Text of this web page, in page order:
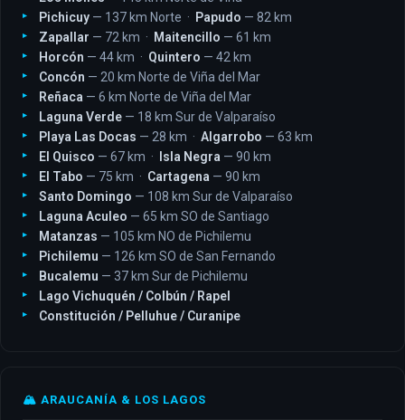
Pichicuy — 137 km Norte · Papudo — 82 km
Zapallar — 72 km · Maitencillo — 61 km
Horcón — 44 km · Quintero — 42 km
Concón — 20 km Norte de Viña del Mar
Reñaca — 6 km Norte de Viña del Mar
Laguna Verde — 18 km Sur de Valparaíso
Playa Las Docas — 28 km · Algarrobo — 63 km
El Quisco — 67 km · Isla Negra — 90 km
El Tabo — 75 km · Cartagena — 90 km
Santo Domingo — 108 km Sur de Valparaíso
Laguna Aculeo — 65 km SO de Santiago
Matanzas — 105 km NO de Pichilemu
Pichilemu — 126 km SO de San Fernando
Bucalemu — 37 km Sur de Pichilemu
Lago Vichuquén / Colbún / Rapel
Constitución / Pelluhue / Curanipe
🏔️ ARAUCANÍA & LOS LAGOS